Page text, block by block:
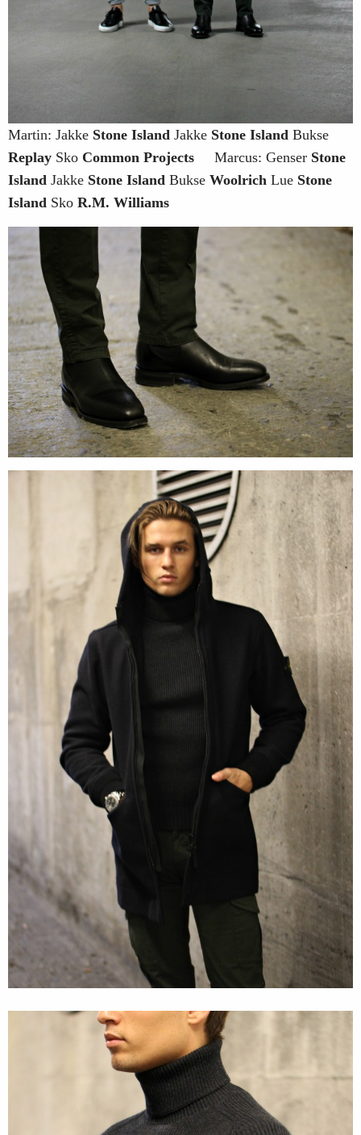
Martin: Jakke Stone Island Jakke Stone Island Bukse
Replay Sko Common Projects Marcus: Genser Stone
Island Jakke Stone Island Bukse Woolrich Lue Stone
Island Sko R.M. Williams